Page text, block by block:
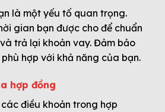
là một yếu tố quan trọng.
gian bạn được cho để chuẩn
trả lại khoản vay. Đảm bảo
hợp với khả năng của bạn.
hợp đồng
điều khoản trong hợp